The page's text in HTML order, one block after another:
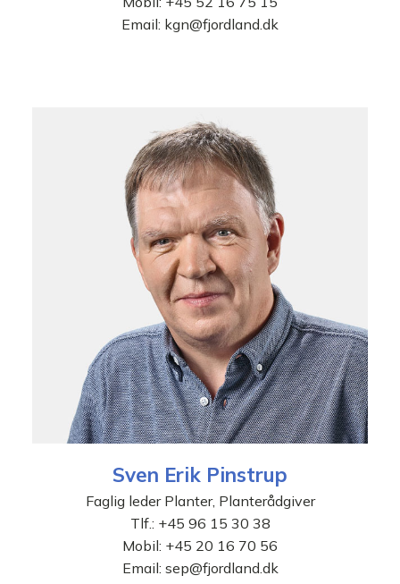
Email: kgn@fjordland.dk
Sven Erik Pinstrup
Faglig leder Planter, Planterådgiver
Tlf.: +45 96 15 30 38
Mobil: +45 20 16 70 56
Email: sep@fjordland.dk